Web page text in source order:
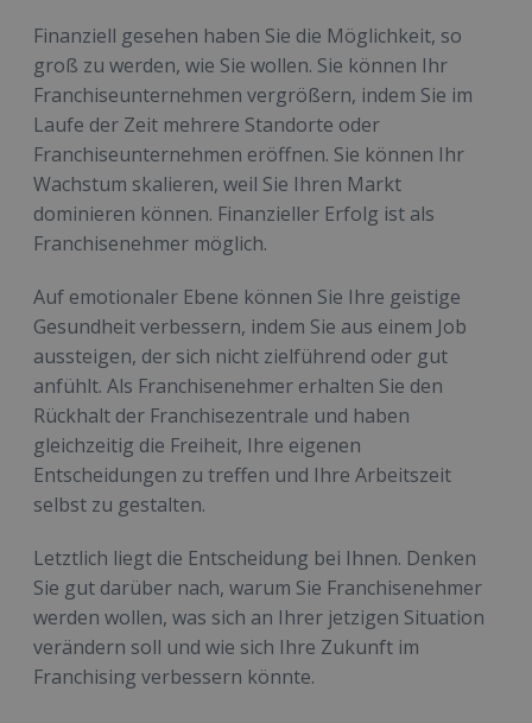
Finanziell gesehen haben Sie die Möglichkeit, so
groß zu werden, wie Sie wollen. Sie können Ihr
Franchiseunternehmen vergrößern, indem Sie im
Laufe der Zeit mehrere Standorte oder
Franchiseunternehmen eröffnen. Sie können Ihr
Wachstum skalieren, weil Sie Ihren Markt
dominieren können. Finanzieller Erfolg ist als
Franchisenehmer möglich.
Auf emotionaler Ebene können Sie Ihre geistige
Gesundheit verbessern, indem Sie aus einem Job
aussteigen, der sich nicht zielführend oder gut
anfühlt. Als Franchisenehmer erhalten Sie den
Rückhalt der Franchisezentrale und haben
gleichzeitig die Freiheit, Ihre eigenen
Entscheidungen zu treffen und Ihre Arbeitszeit
selbst zu gestalten.
Letztlich liegt die Entscheidung bei Ihnen. Denken
Sie gut darüber nach, warum Sie Franchisenehmer
werden wollen, was sich an Ihrer jetzigen Situation
verändern soll und wie sich Ihre Zukunft im
Franchising verbessern könnte.